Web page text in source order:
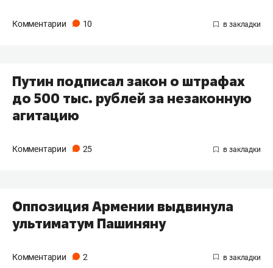
Комментарии 10
Путин подписал закон о штрафах
до 500 тыс. рублей за незаконную
агитацию
Комментарии 25
Оппозиция Армении выдвинула
ультиматум Пашиняну
Комментарии 2